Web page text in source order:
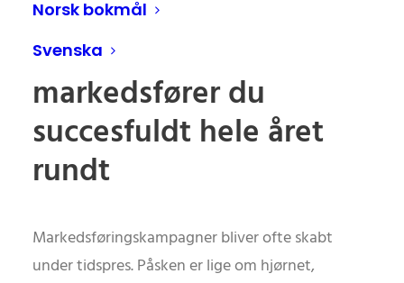
Norsk bokmål
Svenska
Kampagneplanlægning
med et system – Sådan
markedsfører du
succesfuldt hele året
rundt
Markedsføringskampagner bliver ofte skabt
under tidspres. Påsken er lige om hjørnet,